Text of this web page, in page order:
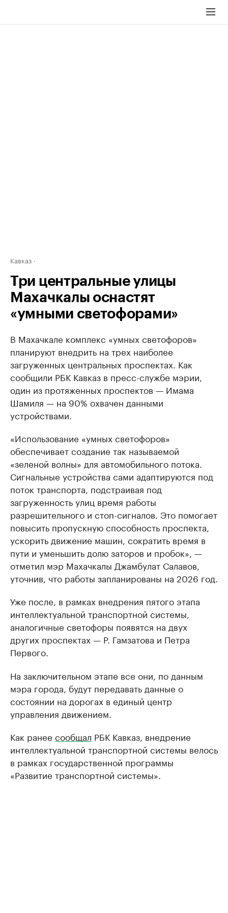
Кавказ
Три центральные улицы
Махачкалы оснастят
«умными светофорами»
В Махачкале комплекс «умных светофоров»
планируют внедрить на трех наиболее
загруженных центральных проспектах. Как
сообщили РБК Кавказ в пресс-службе мэрии,
один из протяженных проспектов — Имама
Шамиля — на 90% охвачен данными
устройствами.
«Использование «умных светофоров»
обеспечивает создание так называемой
«зеленой волны» для автомобильного потока.
Сигнальные устройства сами адаптируются под
поток транспорта, подстраивая под
загруженность улиц время работы
разрешительного и стоп-сигналов. Это помогает
повысить пропускную способность проспекта,
ускорить движение машин, сократить время в
пути и уменьшить долю заторов и пробок», —
отметил мэр Махачкалы Джамбулат Салавов,
уточнив, что работы запланированы на 2026 год.
Уже после, в рамках внедрения пятого этапа
интеллектуальной транспортной системы,
аналогичные светофоры появятся на двух
других проспектах — Р. Гамзатова и Петра
Первого.
На заключительном этапе все они, по данным
мэра города, будут передавать данные о
состоянии на дорогах в единый центр
управления движением.
Как ранее сообщал РБК Кавказ, внедрение
интеллектуальной транспортной системы велось
в рамках государственной программы
«Развитие транспортной системы».